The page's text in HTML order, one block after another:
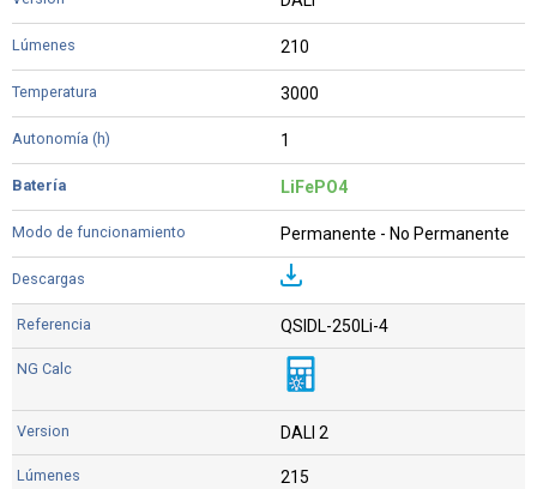
210
3000
1
LiFePO4
Permanente - No Permanente
QSIDL-250Li-4
DALI 2
215